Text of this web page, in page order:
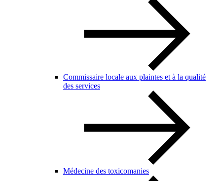
Commissaire locale aux plaintes et à la qualité
des services
Médecine des toxicomanies